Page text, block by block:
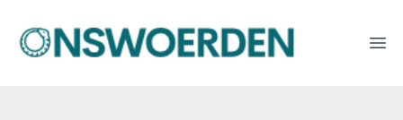
onswoerden.nl